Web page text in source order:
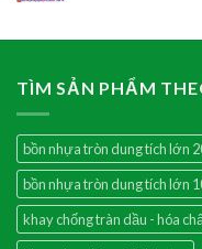
TÌM SẢN PHẨM
bồn nhựa tròn dung tích lớn
bồn nhựa tròn dung tích lớn
khay chống tràn dầu - hóa